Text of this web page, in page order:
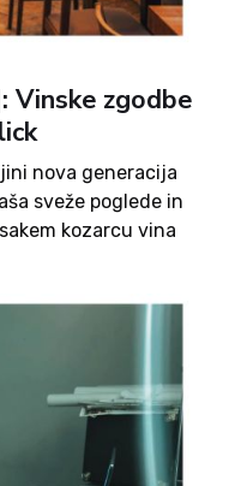
Vinske zgodbe
nova generacija
sveže poglede in
kozarcu vina